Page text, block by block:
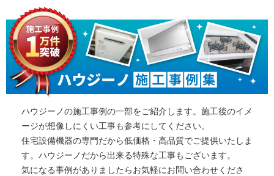
ハウジーノの施工事例の一部をご紹介します。施工後のイメ
ージが想像しにくい工事も参考にしてください。
住宅設備機器の専門だから低価格・高品質でご提供いたしま
す。ハウジーノだから出来る特殊な工事もございます。
気になる事例がありましたらお気軽にお問い合わせくださ